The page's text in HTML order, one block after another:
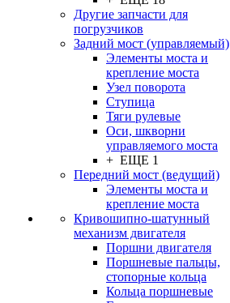
Другие запчасти для
погрузчиков
Задний мост (управляемый)
Элементы моста и
крепление моста
Узел поворота
Ступица
Тяги рулевые
Оси, шкворни
управляемого моста
+ ЕЩЕ 1
Передний мост (ведущий)
Элементы моста и
крепление моста
Кривошипно-шатунный
механизм двигателя
Поршни двигателя
Поршневые пальцы,
стопорные кольца
Кольца поршневые